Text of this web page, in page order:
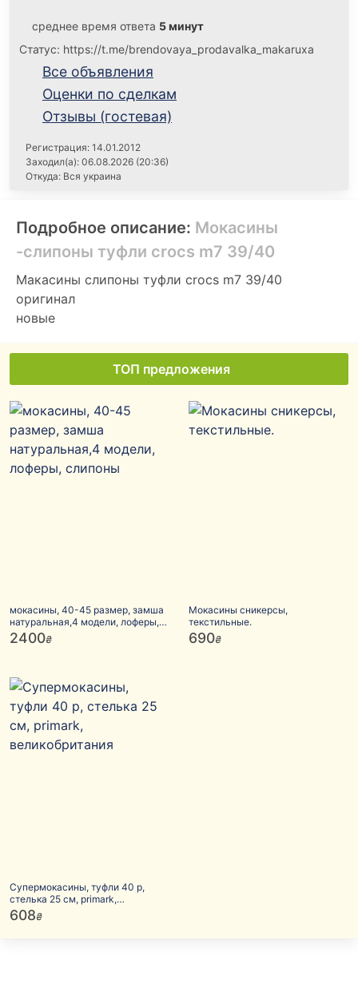
среднее время ответа 5 минут
Статус: https://t.me/brendovaya_prodavalka_makaruxa
Все объявления
Оценки по сделкам
Отзывы (гостевая)
Регистрация: 14.01.2012
Заходил(а): 06.08.2026 (20:36)
Откуда: Вся украина
Подробное описание: Мокасины
-слипоны туфли crocs m7 39/40
Макасины слипоны туфли crocs m7 39/40
оригинал
новые
ТОП предложения
мокасины, 40-45 размер, замша
натуральная,4 модели, лоферы,
слипоны
2400₴
Мокасины сникерсы,
текстильные.
690₴
Супермокасины, туфли 40 р,
стелька 25 см, primark,
великобритания
608₴